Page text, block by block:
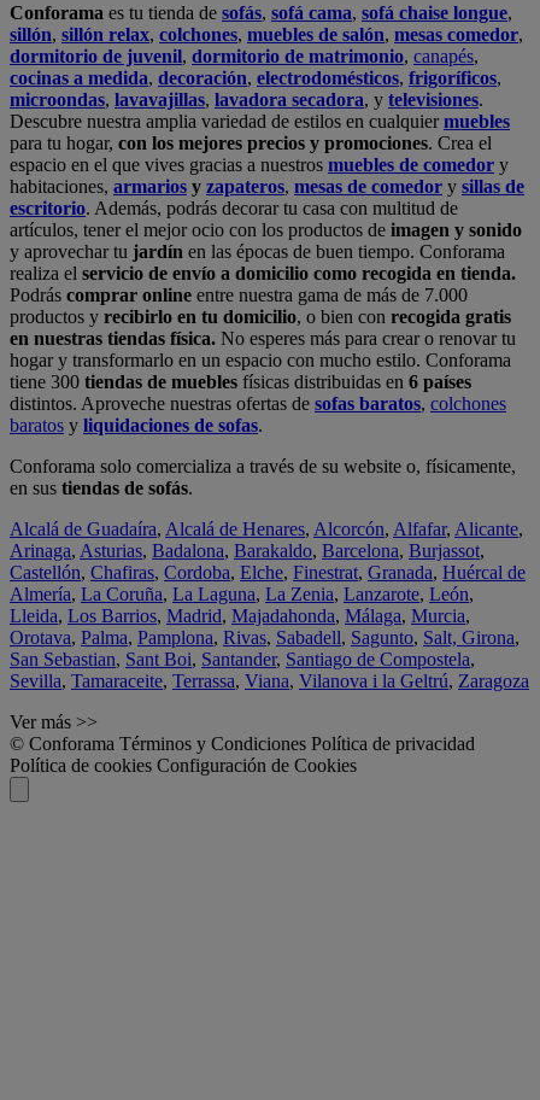
Conforama es tu tienda de sofás, sofá cama, sofá chaise longue,
sillón, sillón relax, colchones, muebles de salón, mesas comedor,
dormitorio de juvenil, dormitorio de matrimonio, canapés,
cocinas a medida, decoración, electrodomésticos, frigoríficos,
microondas, lavavajillas, lavadora secadora, y televisiones.
Descubre nuestra amplia variedad de estilos en cualquiermuebles
para tu hogar, con los mejores precios y promociones. Crea el
espacio en el que vives gracias a nuestros muebles de comedor y
habitaciones, armarios y zapateros, mesas de comedor y sillas de
escritorio. Además, podrás decorar tu casa con multitud de
artículos, tener el mejor ocio con los productos de imagen y sonido
y aprovechar tu jardín en las épocas de buen tiempo. Conforama
realiza el servicio de envío a domicilio como recogida en tienda.
Podrás comprar online entre nuestra gama de más de 7.000
productos y recibirlo en tu domicilio, o bien con recogida gratis
en nuestras tiendas física. No esperes más para crear o renovar tu
hogar y transformarlo en un espacio con mucho estilo. Conforama
tiene 300 tiendas de muebles físicas distribuidas en 6 países
distintos. Aproveche nuestras ofertas de sofas baratos, colchones
baratos y liquidaciones de sofas.
Conforama solo comercializa a través de su website o, físicamente,
en sus tiendas de sofás.
Alcalá de Guadaíra, Alcalá de Henares, Alcorcón, Alfafar, Alicante,
Arinaga, Asturias, Badalona, Barakaldo, Barcelona, Burjassot,
Castellón, Chafiras, Cordoba, Elche, Finestrat, Granada, Huércal de
Almería, La Coruña, La Laguna, La Zenia, Lanzarote, León,
Lleida, Los Barrios, Madrid, Majadahonda, Málaga, Murcia,
Orotava, Palma, Pamplona, Rivas, Sabadell, Sagunto, Salt, Girona,
San Sebastian, Sant Boi, Santander, Santiago de Compostela,
Sevilla, Tamaraceite, Terrassa, Viana, Vilanova i la Geltrú, Zaragoza
Ver más >>
© Conforama Términos y Condiciones Política de privacidad
Política de cookies Configuración de Cookies